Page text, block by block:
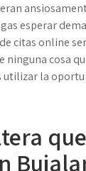
esperar
citas online
ninguna cosa
utilizar la